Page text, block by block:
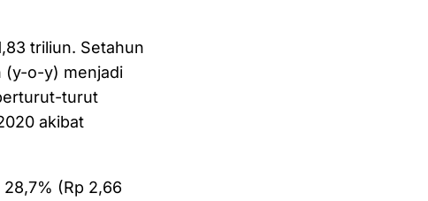
triliun. Setahun
(y-o-y) menjadi
turut
akibat
(Rp 2,66